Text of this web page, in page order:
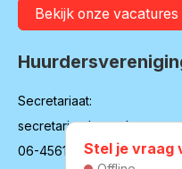
Bekijk onze vacatures
Secretariaat:
secretaris@hvvv.nl
06-45617140Stel je vraag